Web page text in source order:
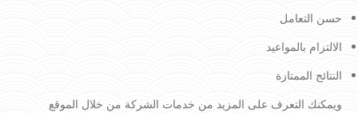
حسن التعامل
الالتزام بالمواعيد
النتائج الممتازة
ويمكنك التعرف على المزيد من خدمات الشركة من خلال الموقع